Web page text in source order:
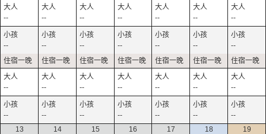
--
--
--
--
--
--
--
--
--
--
--
--
--
--
--
--
--
--
--
--
--
--
--
--
--
--
--
--
13
14 15 16 17 18 19